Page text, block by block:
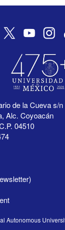
de la Cueva s/n
Alc. Coyoacán
04510
Autonomous